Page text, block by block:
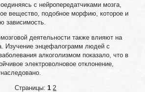
с нейропередатчиками мозга,
вещество, подобное морфию, которое и
зависимость.
деятельности также влияют на
Изучение энцефалограмм людей с
алкоголизмом показало, что в
электроволновое отклонение,
Страницы:1 2